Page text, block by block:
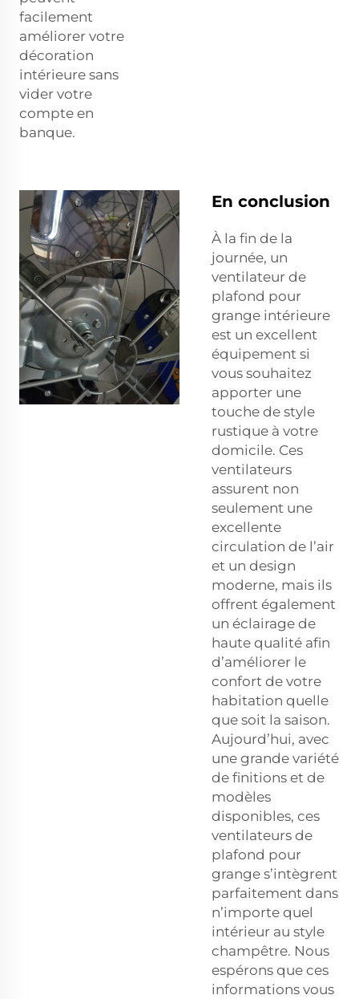
facilement
améliorer votre
décoration
intérieure sans
vider votre
compte en
banque.
En conclusion
À la fin de la
journée, un
ventilateur de
plafond pour
grange intérieure
est un excellent
équipement si
vous souhaitez
apporter une
touche de style
rustique à votre
domicile. Ces
ventilateurs
assurent non
seulement une
excellente
circulation de l’air
et un design
moderne, mais ils
offrent également
un éclairage de
haute qualité afin
d’améliorer le
confort de votre
habitation quelle
que soit la saison.
Aujourd’hui, avec
une grande variété
de finitions et de
modèles
disponibles, ces
ventilateurs de
plafond pour
grange s’intègrent
parfaitement dans
n’importe quel
intérieur au style
champêtre. Nous
espérons que ces
informations vous